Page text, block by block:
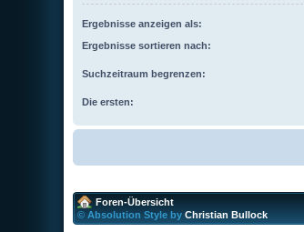
Ergebnisse anzeigen als:
Ergebnisse sortieren nach:
Suchzeitraum begrenzen:
Die ersten:
Foren-Übersicht
© Absolution Style by Christian Bullock